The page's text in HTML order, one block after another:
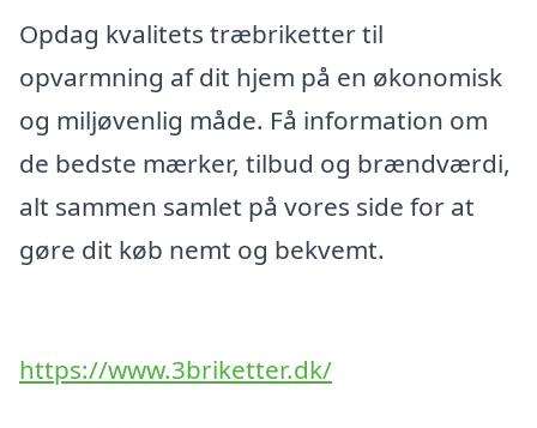
Opdag kvalitets træbriketter til
opvarmning af dit hjem på en økonomisk
og miljøvenlig måde. Få information om
de bedste mærker, tilbud og brændværdi,
alt sammen samlet på vores side for at
gøre dit køb nemt og bekvemt.
https://www.3briketter.dk/